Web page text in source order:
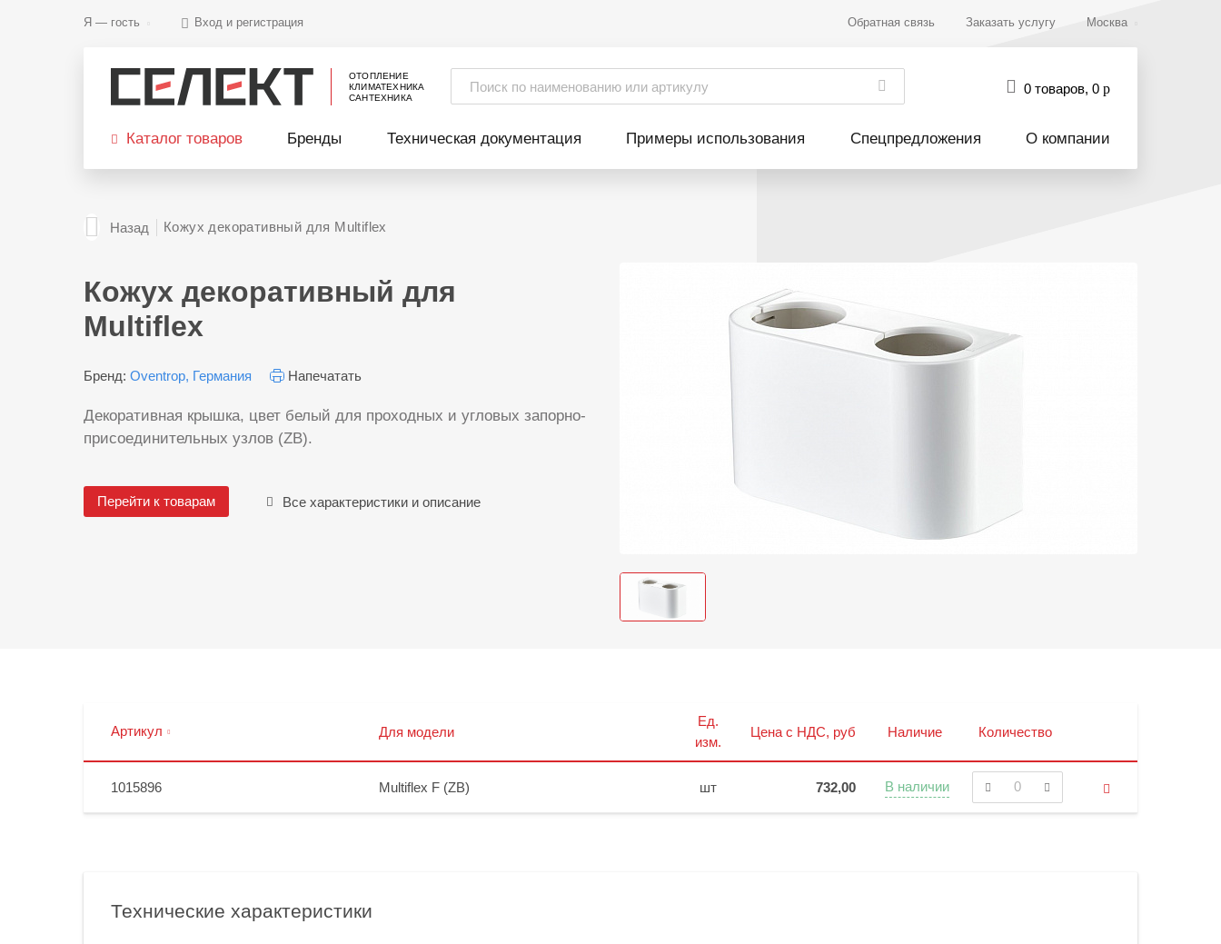
Я — гость Вход и регистрация Обратная связь Заказать услугу Москва
ОТОПЛЕНИЕ
КЛИМАТЕХНИКА
САНТЕХНИКА
0 товаров, 0 р
Каталог товаров Бренды Техническая документация Примеры использования Спецпредложения О компании
Назад Кожух декоративный для Multiflex
Кожух декоративный для
Multiflex
Бренд: Oventrop, Германия Напечатать
Декоративная крышка, цвет белый для проходных и угловых запорно-
присоединительных узлов (ZB).
Перейти к товарам Все характеристики и описание
Артикул Для модели
Ед.
изм.
Цена с НДС, руб Наличие Количество
1015896 Multiflex F (ZB) шт 732,00 В наличии
Технические характеристики